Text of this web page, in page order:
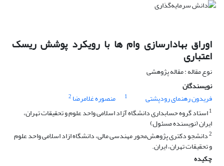
اوراق بهادارسازی وام ها با رویکرد پوشش ریسک
اعتباری
نوع مقاله : مقاله پژوهشی
نویسندگان
فریدون رهنمای رودپشتی
1 منصوره غلامرضا 2
1استاد گروه حسابداری دانشگاه آزاد اسلامی واحد علوم و تحقیقات تهران،
ایران (نویسنده مسئول)
2دانشجو دکتری پژوهش‌محور مهندسی مالی، دانشگاه ازاد اسلامی واحد علوم
و تحقیقات تهران، ایران.
چکیده